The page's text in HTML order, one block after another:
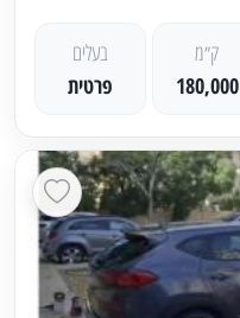
ק״מ
180,000
בעלים
פרטית